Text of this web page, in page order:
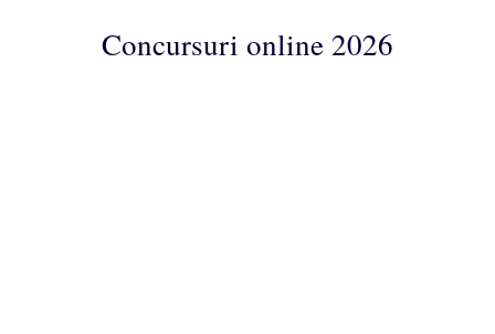
ConcursuriConcursuri online 2026